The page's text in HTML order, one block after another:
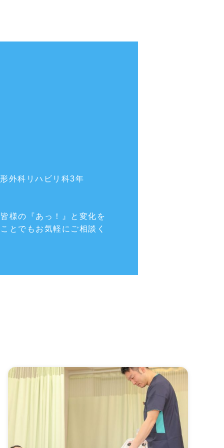
外科リハビリ科3年
様の『あっ！』と変化を
とでもお気軽にご相談く